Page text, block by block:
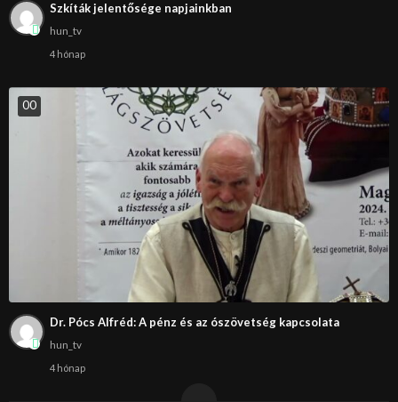
Szkíták jelentősége napjainkban
hun_tv
4 hónap
00
Dr. Pócs Alfréd: A pénz és az ószövetség kapcsolata
hun_tv
4 hónap